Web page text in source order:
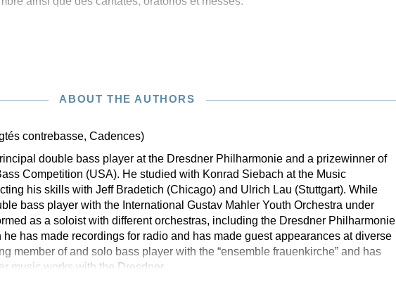
ABOUT THE AUTHORS
contrebasse, Cadences)
double bass player at the Dresdner Philharmonie and a prizewinner of
Competition (USA). He studied with Konrad Siebach at the Music
his skills with Jeff Bradetich (Chicago) and Ulrich Lau (Stuttgart). While
bass player with the International Gustav Mahler Youth Orchestra under
as a soloist with different orchestras, including the Dresdner Philharmonie
has made recordings for radio and has made guest appearances at diverse
member of and solo bass player with the “ensemble frauenkirche” and has
music works with the Dresdner